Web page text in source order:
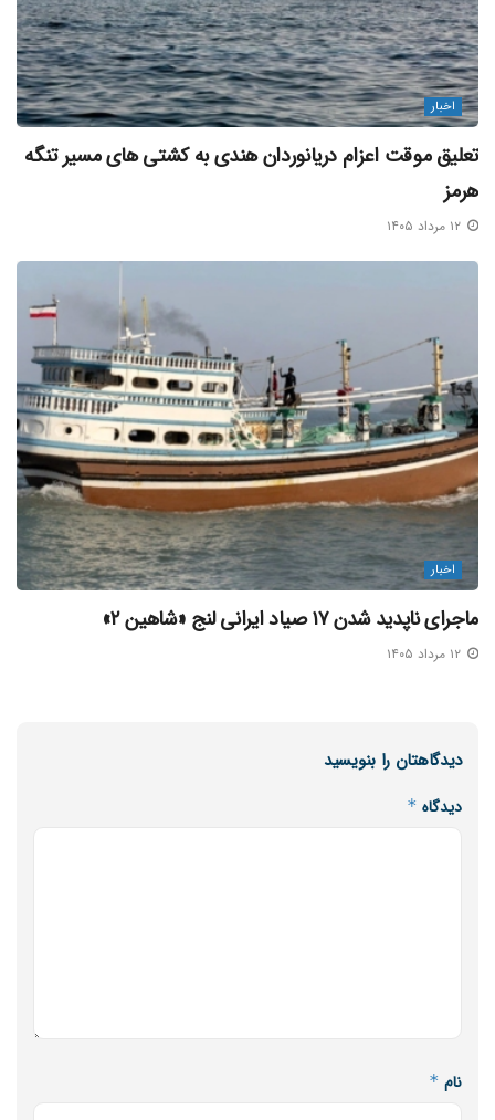
اخبار
تعلیق موقت اعزام دریانوردان هندی به کشتی‌ های مسیر تنگه
هرمز
اخبار
ماجرای ناپدید شدن ۱۷ صیاد ایرانی لنج «شاهین ۲»
دیدگاهتان را بنویسید
دیدگاه *
نام *